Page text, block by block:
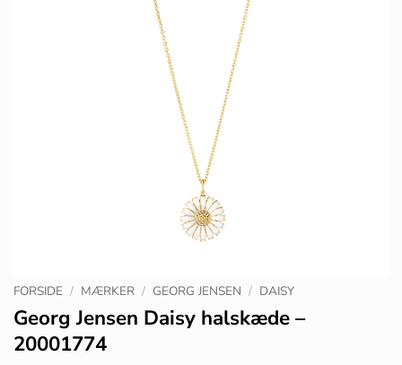
FORSIDE / MÆRKER / GEORG JENSEN / DAISY
Georg Jensen Daisy halskæde –
20001774